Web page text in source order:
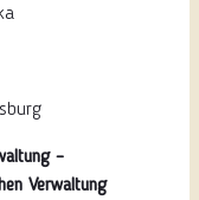
–
Verwaltung